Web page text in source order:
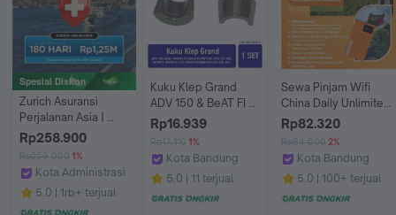
Spesial Diskon
Zurich Asuransi
Perjalanan Asia |
Travel Insurance GK
Rp258.900
Rp259.000 1%
Kota Administrasi Jakarta Barat
globalkomunika
5.0 1rb+ terjual
Kuku Klep Grand
ADV 150 & BeAT FI
CBS K25 POP eSP
K61 Sporty K25G K81
Rp16.939
Rp17.110 1%
Kota Bandung
IND Onderdil
5.0 11 terjual
Sewa Pinjam Wifi
China Daily Unlimited
Share 5 device
Rp82.320
Rp84.000 2%
Kota Bandung
Pinjam WiFi
5.0 100+ terjual